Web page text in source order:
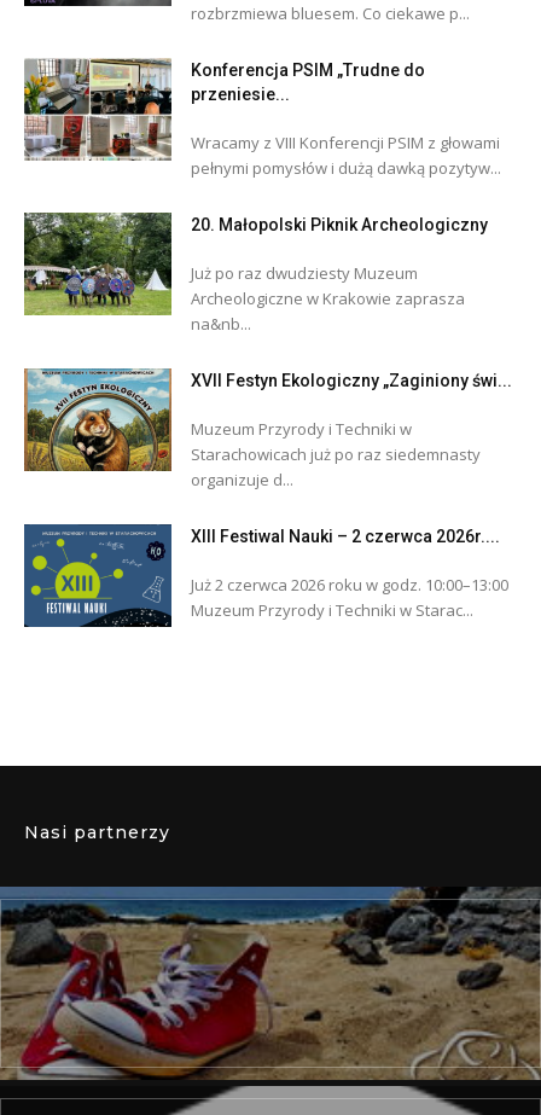
rozbrzmiewa bluesem. Co ciekawe p...
Konferencja PSIM „Trudne do
przeniesie...
Wracamy z VIII Konferencji PSIM z głowami
pełnymi pomysłów i dużą dawką pozytyw...
20. Małopolski Piknik Archeologiczny
Już po raz dwudziesty Muzeum
Archeologiczne w Krakowie zaprasza
na&nb...
XVII Festyn Ekologiczny „Zaginiony świ...
Muzeum Przyrody i Techniki w
Starachowicach już po raz siedemnasty
organizuje d...
XIII Festiwal Nauki – 2 czerwca 2026r....
Już 2 czerwca 2026 roku w godz. 10:00–13:00
Muzeum Przyrody i Techniki w Starac...
Nasi partnerzy